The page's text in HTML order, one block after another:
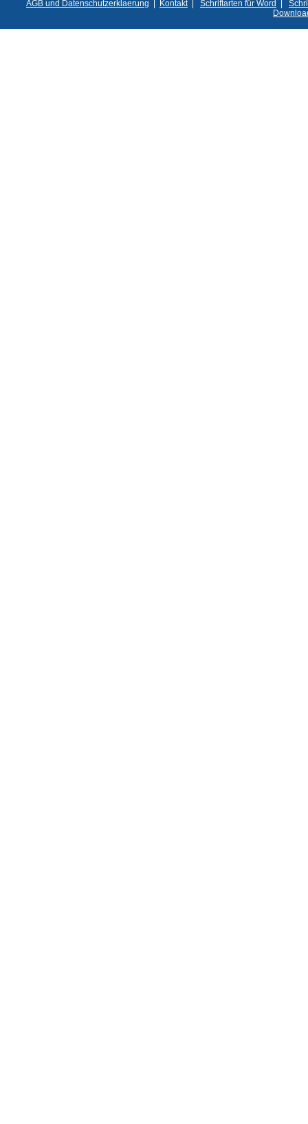
AGB und Datenschutzerklaerung Kontakt| Schriftarten für Word